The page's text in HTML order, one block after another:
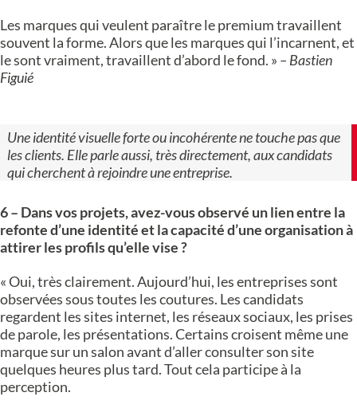
Les marques qui veulent paraître le premium travaillent
souvent la forme. Alors que les marques qui l’incarnent, et
le sont vraiment, travaillent d’abord le fond. » – Bastien
Figuié
Une identité visuelle forte ou incohérente ne touche pas que
les clients. Elle parle aussi, très directement, aux candidats
qui cherchent à rejoindre une entreprise.
6 – Dans vos projets, avez-vous observé un lien entre la
refonte d’une identité et la capacité d’une organisation à
attirer les profils qu’elle vise ?
« Oui, très clairement. Aujourd’hui, les entreprises sont
observées sous toutes les coutures. Les candidats
regardent les sites internet, les réseaux sociaux, les prises
de parole, les présentations. Certains croisent même une
marque sur un salon avant d’aller consulter son site
quelques heures plus tard. Tout cela participe à la
perception.